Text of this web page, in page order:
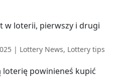
w loterii, pierwszy i drugi
| Lottery News, Lottery tips
loterię powinieneś kupić